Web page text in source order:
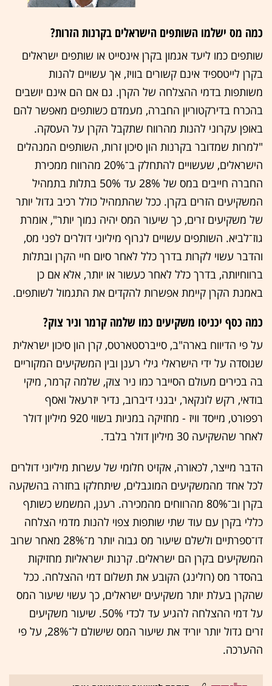
כמה מס ישלמו השותפים הישראלים בקרנות הזרות?
שותפים כמו ליעד אגמון בקרן אינסייט או שותפים ישראלים
בקרן לייטספיד אינם קשורים בוויז, אך עשויים להנות
משותפות בדמי ההצלחה של הקרן. גם אם הם אינם יושבים
בהכרח בדירקטוריון החברה, מעמדם כשותפים מאפשר להם
באופן עקרוני להנות מהרווח שתקבל הקרן על העסקה.
"למרות שמדובר בקרנות הון סיכון זרות, השותפים המנהלים
הישראלים, שעשויים להתחלק ב־20% מהרווח ממכירת
החברה חייבים במס של 28% עד 50% בתלות בתמהיל
המשקיעים הזרים בקרן. ככל שהתמהיל כולל רכיב גדול יותר
של משקיעים זרים, כך שיעור המס יהיה נמוך יותר", אומרת
גוז־לביא. השותפים עשויים לגרוף מיליוני דולרים לפני מס,
והדבר עשוי לקרות בדרך כלל לאחר סיום חיי הקרן ובתלות
ברווחיותה, בדרך כלל לאחר כעשור או יותר, אלא אם כן
באמנת הקרן קיימת אפשרות להקדים את התגמול לשותפים.
כמה כסף יכניסו משקיעים כמו שלמה קרמר וניר צוק?
על פי הדיווח בארה"ב, סייברסטארטס, קרן הון סיכון ישראלית
שנוסדה על ידי הישראלי גילי רענן ובין המשקיעים המקוריים
בה בכירים מעולם הסייבר כמו ניר צוק, שלמה קרמר, מיקי
בודאי, רקש לונקאר, יבגני דיברוב, נדיר יזרעאל ואסף
רפפורט, מייסד וויז - מחזיקה במניות בשווי 920 מיליון דולר
לאחר שהשקיעה 30 מיליון דולר בלבד.
הדבר מייצר, לכאורה, אקזיט חלומי של עשרות מיליוני דולרים
לכל אחד מהמשקיעים המוגבלים, שיתחלקו בחזרה בהשקעה
בקרן וב־80% מהרווחים מהמכירה. רענן, המשמש כשותף
כללי בקרן עם עוד שתי שותפות צפוי להנות מדמי הצלחה
דו־ספרתיים ולשלם שיעור מס גבוה יותר מ־28% מאחר שרוב
המשקיעים בקרן הם ישראלים. קרנות ישראליות מחזיקות
בהסדר מס (רולינג) הקובע את תשלום דמי ההצלחה. ככל
שהקרן בעלת יותר משקיעים ישראלים, כך עשוי שיעור המס
על דמי ההצלחה להגיע עד לכדי 50%. שיעור משקיעים
זרים גדול יותר יוריד את שיעור המס שישולם ל־28%, על פי
ההערכה.